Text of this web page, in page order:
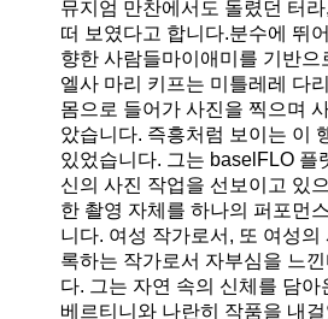
뮤지엄 만찬에서도 돌렸던 터
떠 보였다고 합니다.분수에 뛰
향한 사람들마이애미를 기반
엘사 마리 키프는 미틀레레 다
몸으로 들어가 사진을 찍으며
았습니다. 즉흥처럼 보이는 이
있었습니다. 그는 baselFLO 플
신의 사진 작업을 선보이고 있
한 촬영 자체를 하나의 퍼포먼
니다. 여성 작가로서, 또 여성의
록하는 작가로서 자부심을 느
다. 그는 자연 속의 신체를 담
베르티니와 나란히 작품을 내